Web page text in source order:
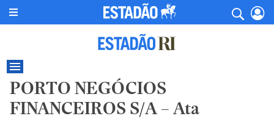
PORTO NEGÓCIOS
FINANCEIROS S/A – Ata